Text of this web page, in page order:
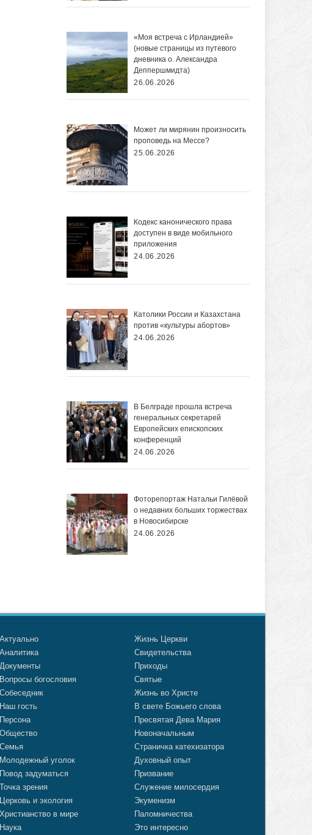
«Моя встреча с Ирландией»
(новые страницы из путевого
дневника о. Александра
Деппершмидта)
26.06.2026
Может ли мирянин произносить
проповедь на Мессе?
25.06.2026
Кодекс канонического права
доступен в виде мобильного
приложения
24.06.2026
Католики России и Казахстана
против «культуры абортов»
24.06.2026
В Белграде прошла встреча
генеральных секретарей
Европейских епископских
конференций
24.06.2026
Фоторепортаж Натальи Гилёвой
о недавних больших торжествах
в Новосибирске
24.06.2026
Актуально
Аналитика
Документы
Вопросы богословия
Собеседник
Наш гость
Персона
Общество
Семья
Молодежный уголок
Повод задуматься
Точка зрения
Церковь и экология
Христианство в мире
Наука
Жизнь Церкви
Свидетельства
Приходы
Святые
Жизнь во Христе
В свете Божьего слова
Пресвятая Дева Мария
Новоначальным
Страничка катехизатора
Духовный опыт
Призвание
Служение милосердия
Экуменизм
Паломничества
Это интересно